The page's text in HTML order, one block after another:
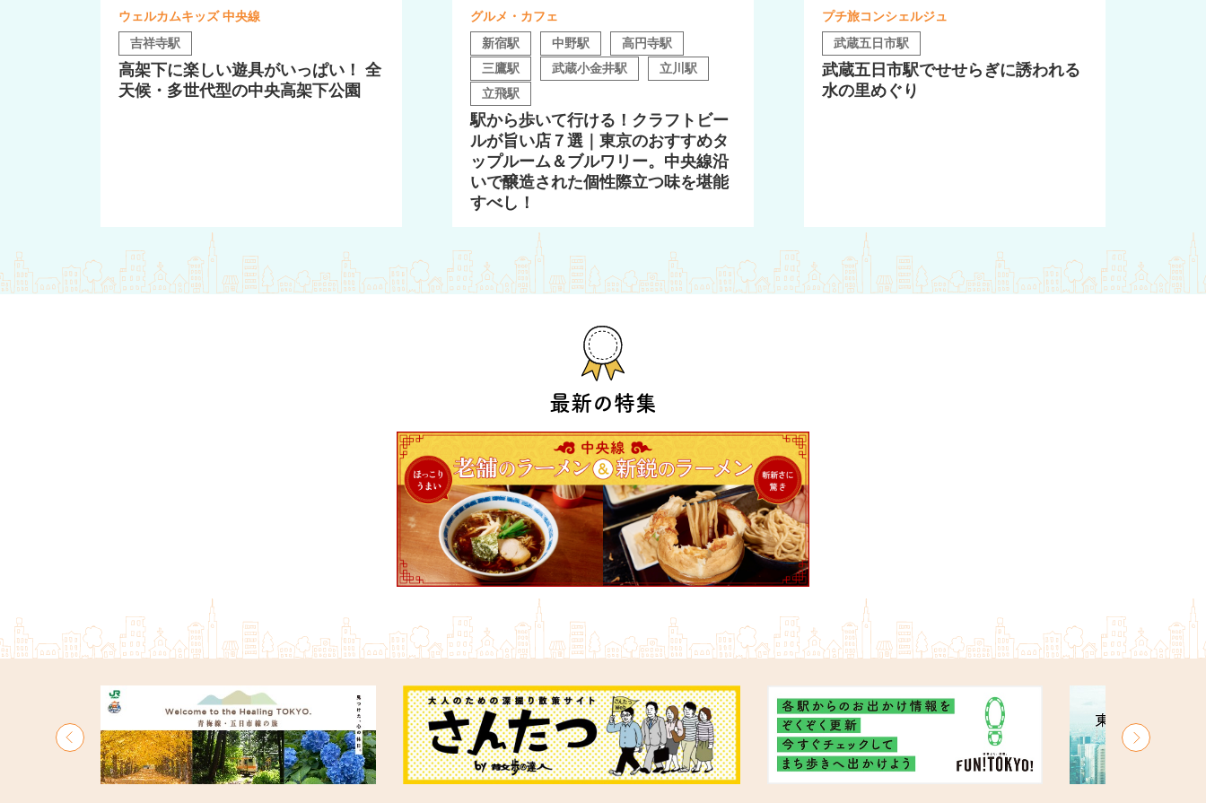
ウェルカムキッズ 中央線
吉祥寺駅
高架下に楽しい遊具がいっぱい！ 全
天候・多世代型の中央高架下公園
グルメ・カフェ
新宿駅
中野駅
高円寺駅
三鷹駅
武蔵小金井駅
立川駅
立飛駅
駅から歩いて行ける！クラフトビー
ルが旨い店７選｜東京のおすすめタ
ップルーム＆ブルワリー。中央線沿
いで醸造された個性際立つ味を堪能
すべし！
プチ旅コンシェルジュ
武蔵五日市駅
武蔵五日市駅でせせらぎに誘われる
水の里めぐり
最新の特集